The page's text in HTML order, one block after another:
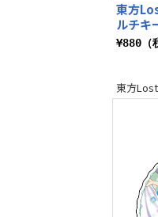
東方
ルチキ
¥880（
東方